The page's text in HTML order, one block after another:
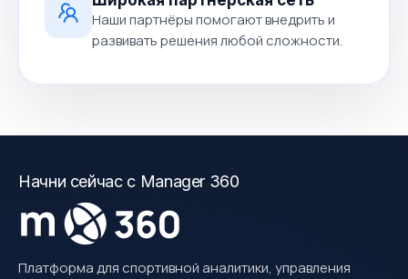
Наши партнёры помогают внедрить и
развивать решения любой сложности.
Начни сейчас с Manager 360
Платформа для спортивной аналитики, управления